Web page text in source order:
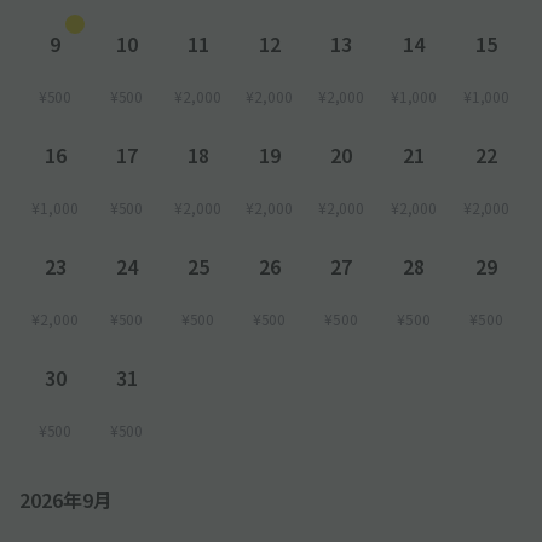
9
¥500
10
¥500
11
¥2,000
12
¥2,000
13
¥2,000
14
¥1,000
15
¥1,000
16
¥1,000
17
¥500
18
¥2,000
19
¥2,000
20
¥2,000
21
¥2,000
22
¥2,000
23
¥2,000
24
¥500
25
¥500
26
¥500
27
¥500
28
¥500
29
¥500
30
¥500
31
¥500
2026年9月